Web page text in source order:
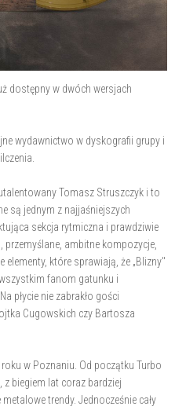
dostępny w dwóch wersjach
wydawnictwo w dyskografii grupy i
Tomasz Struszczyk i to
są jednym z najjaśniejszych
sekcja rytmiczna i prawdziwie
ambitne kompozycje,
które sprawiają, że „Blizny"
fanom gatunku i
płycie nie zabrakło gości
Cugowskich czy Bartosza
w Poznaniu. Od początku Turbo
biegiem lat coraz bardziej
trendy. Jednocześnie cały